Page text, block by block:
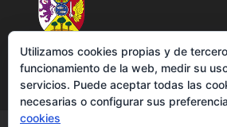
Utilizamos cookies propias y de
funcionamiento de la web, medir su
servicios. Puede aceptar todas las
necesarias o configurar sus
cookies